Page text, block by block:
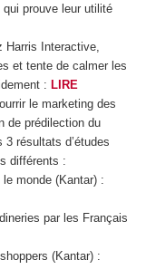
prouve leur utilité
Harris Interactive,
et tente de calmer les
: LIRE
le marketing des
de prédilection du
résultats d’études
différents :
monde (Kantar) :
par les Français
(Kantar) :